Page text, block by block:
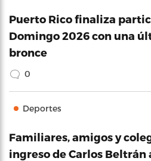
Puerto Rico finaliza
Domingo 2026 con una
bronce
0
Deportes
Familiares, amigos y
ingreso de Carlos Beltrán